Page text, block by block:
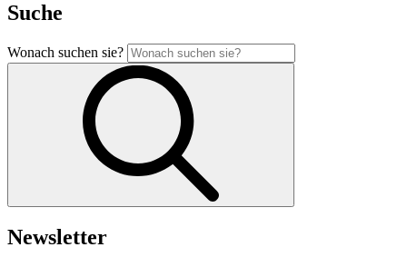
Suche
Wonach suchen sie?
Newsletter